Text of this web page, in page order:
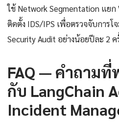
ใช้ Network Segmentation แย
ติดตั้ง IDS/IPS เพื่อตรวจจับการโ
Security Audit อย่างน้อยปีละ 2 ค
FAQ — คำถามที่
กับ LangChain
Incident